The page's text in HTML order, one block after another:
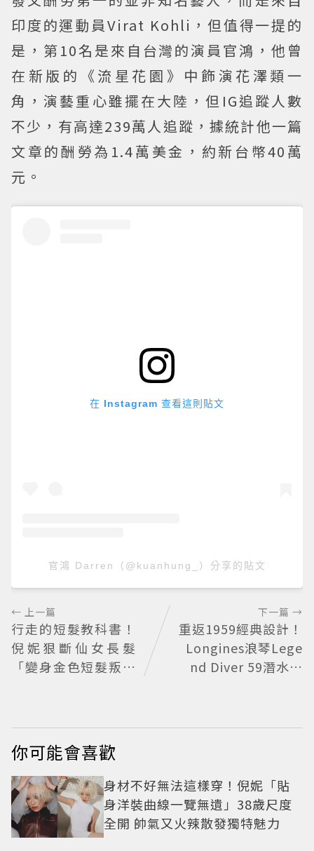
印度的運動員Virat Kohli，但值得一提的
是，第10名是來自台灣的演員官鴻，他曾
在新版的《流星花園》中飾演花澤類一
角，演藝重心雖擺在大陸，但IG追蹤人數
不少，有高達239萬人追蹤，據統計他一篇
文章的酬勞為1.4萬美金，約新台幣40萬
元。
在 Instagram 查看這則貼文
官鴻 Darren（@kuanhung_）分享的貼文
← 上一篇
行走的短髮教科書！
倪妮狠斷仙女長髮
「變身金色短髮叛逆
下一篇 →
重返1959經典設計！
Longines浪琴Lege
nd Diver 59潛水表
你可能會喜歡
身材不好無法這樣穿！倪妮「貼
身洋裝曲線一覽無遺」38歲尺度
全開 帥氣又火辣散發獨特魅力